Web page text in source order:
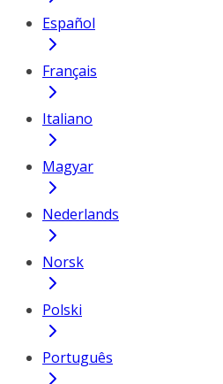
Español
Français
Italiano
Magyar
Nederlands
Norsk
Polski
Português